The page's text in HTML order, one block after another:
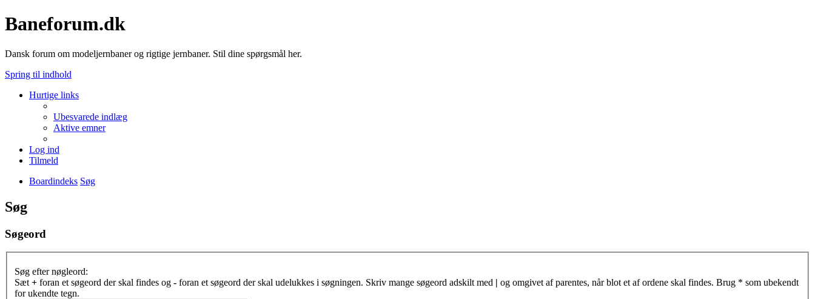
Baneforum.dk
Dansk forum om modeljernbaner og rigtige jernbaner. Stil dine spørgsmål her.
Spring til indhold
Hurtige links
Ubesvarede indlæg
Aktive emner
Log ind
Tilmeld
Boardindeks Søg
Søg
Søgeord
Søg efter nøgleord:
Sæt + foran et søgeord der skal findes og - foran et søgeord der skal udelukkes i søgningen. Skriv mange søgeord adskilt med | og omgivet af parentes, når blot et af ordene skal findes. Brug * som ubekendt
for ukendte tegn.